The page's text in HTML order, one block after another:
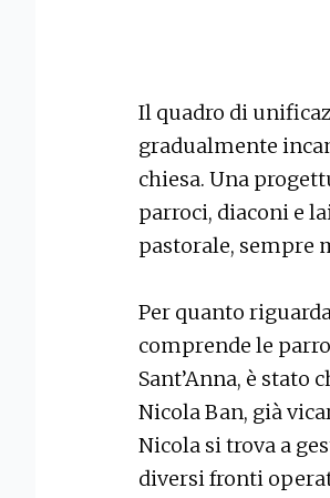
Il quadro di
gradualmente
chiesa. Una
parroci, diaconi e
pastorale, sempre
Per quanto
comprende le
Sant’Anna, è stato
Nicola Ban, già
Nicola si trova a
diversi fronti